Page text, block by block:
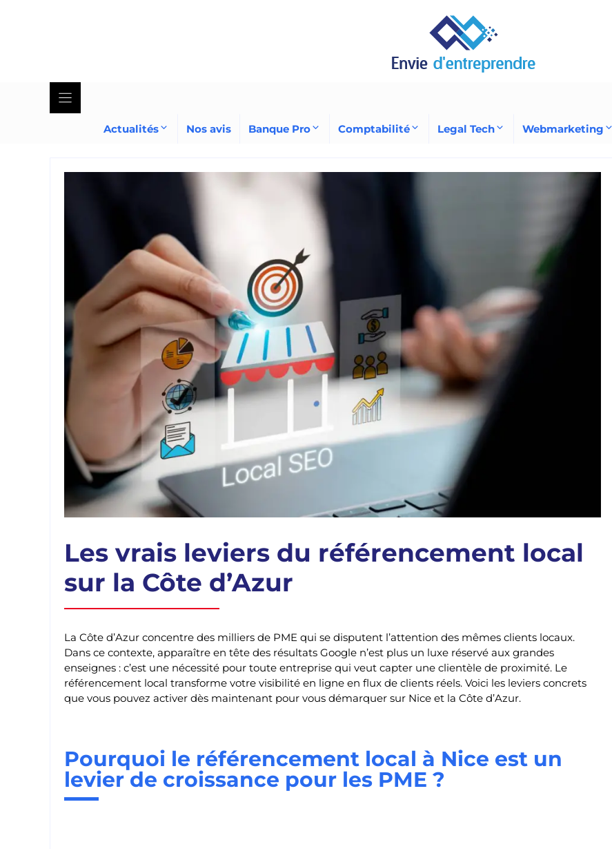
Actualités Nos avis Banque Pro Comptabilité Legal Tech Webmarketing
Les vrais leviers du référencement local
sur la Côte d’Azur
La Côte d’Azur concentre des milliers de PME qui se disputent l’attention des mêmes clients locaux.
Dans ce contexte, apparaître en tête des résultats Google n’est plus un luxe réservé aux grandes
enseignes : c’est une nécessité pour toute entreprise qui veut capter une clientèle de proximité. Le
référencement local transforme votre visibilité en ligne en flux de clients réels. Voici les leviers concrets
que vous pouvez activer dès maintenant pour vous démarquer sur Nice et la Côte d’Azur.
Pourquoi le référencement local à Nice est un
levier de croissance pour les PME ?